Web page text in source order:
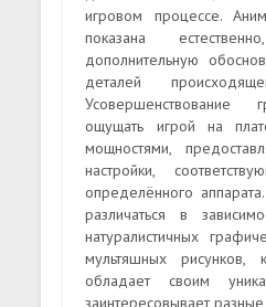
игровом процессе.
показана
дополнительную
деталей
Усовершенствование
ощущать игрой на
мощностями,
настройки,
определённого
различаться в
натуралистичных
мультяшных рисунков,
обладает своим
заинтересовывает